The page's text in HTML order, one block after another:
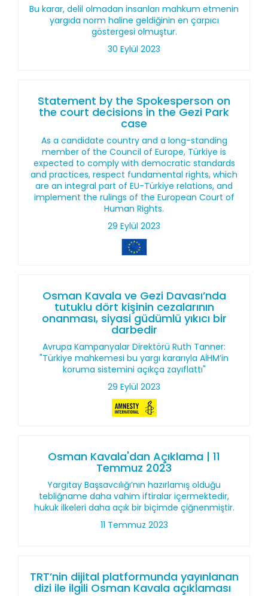
Bu karar, delil olmadan insanları mahkum etmenin
yargıda norm haline geldiğinin en çarpıcı
göstergesi olmuştur.
30 Eylül 2023
Statement by the Spokesperson on
the court decisions in the Gezi Park
case
As a candidate country and a long-standing
member of the Council of Europe, Türkiye is
expected to comply with democratic standards
and practices, respect fundamental rights, which
are an integral part of EU-Türkiye relations, and
implement the rulings of the European Court of
Human Rights.
29 Eylül 2023
Osman Kavala ve Gezi Davası’nda
tutuklu dört kişinin cezalarının
onanması, siyasi güdümlü yıkıcı bir
darbedir
Avrupa Kampanyalar Direktörü Ruth Tanner:
"Türkiye mahkemesi bu yargı kararıyla AİHM’in
koruma sistemini açıkça zayıflattı"
29 Eylül 2023
Osman Kavala'dan Açıklama | 11
Temmuz 2023
Yargıtay Başsavcılığı’nın hazırlamış olduğu
tebliğname daha vahim iftiralar içermektedir,
hukuk ilkeleri daha açık bir biçimde çiğnenmiştir.
11 Temmuz 2023
TRT’nin dijital platformunda yayınlanan
dizi ile ilgili Osman Kavala açıklaması